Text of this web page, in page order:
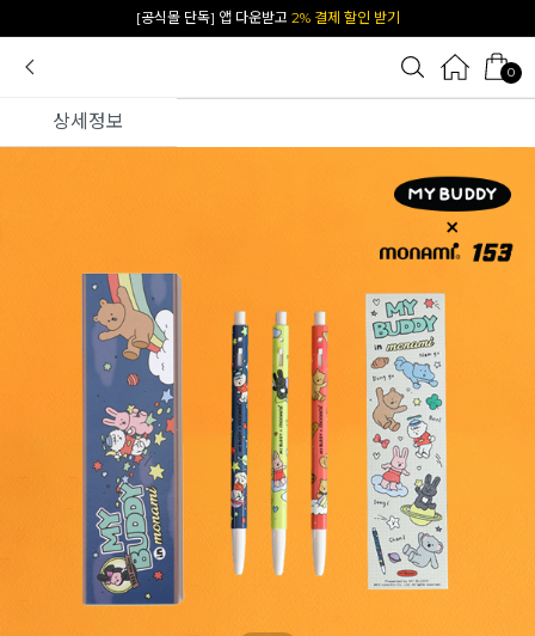
카카오 플친 추가하면1천원 즉시 할인 쿠폰
0
상세정보